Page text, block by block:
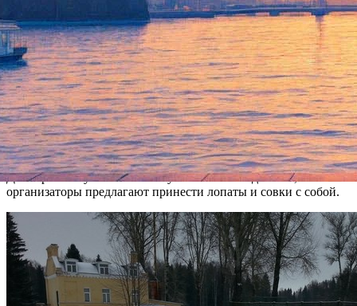
ГМЗ "Павловск" в своей группе ВКонтакте сообщает о начале
строительстве снежного лабиринта Чарльза Камерона
(архитектора и создателя Павловского парка) на месте
бывшего Музыкального вокзала у Площади Гуляний
Павловского парка, а также приглашает всех желающих
принять участие в его строительстве.
Предполагается, что высота стен будет не менее метра, а
строительство лабиринта завершится в 21 февраля – к
традиционному празднованию Масленицы в Павловском
парке. В центре лабиринта планируется арт-объект.
Для гарантии участия в этом увлекательном действе,
организаторы предлагают принести лопаты и совки с собой.